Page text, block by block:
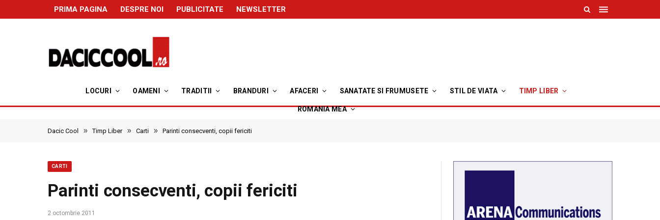
PRIMA PAGINA DESPRE NOI PUBLICITATE NEWSLETTER
LOCURI OAMENI TRADITII BRANDURI AFACERI SANATATE SI FRUMUSETE STIL DE VIATA TIMP LIBER
ROMANIA MEA
Dacic Cool » Timp Liber » Carti » Parinti consecventi, copii fericiti
CARTI
Parinti consecventi, copii fericiti
2 octombrie 2011